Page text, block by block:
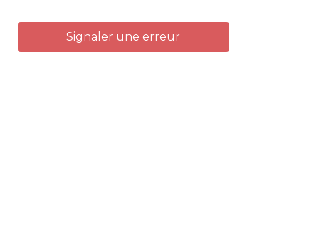
Signaler une erreur